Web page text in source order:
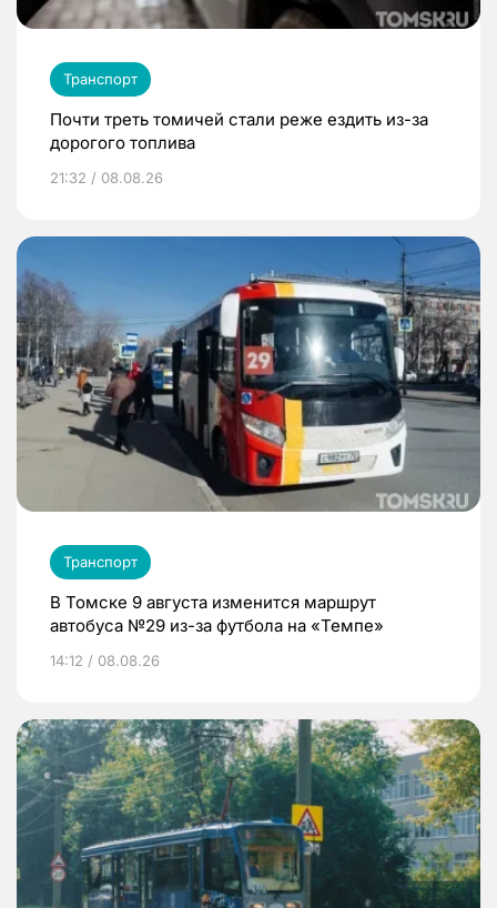
Транспорт
Почти треть томичей стали реже ездить из-за
дорогого топлива
21:32 / 08.08.26
Транспорт
В Томске 9 августа изменится маршрут
автобуса №29 из-за футбола на «Темпе»
14:12 / 08.08.26